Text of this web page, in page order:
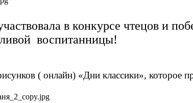
в конкурсе чтецов и
воспитанницы!
( онлайн) «Дни классики», которое